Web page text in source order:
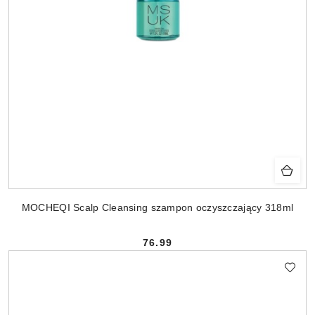
MOCHEQI Scalp Cleansing szampon oczyszczający 318ml
Cena:
76.99